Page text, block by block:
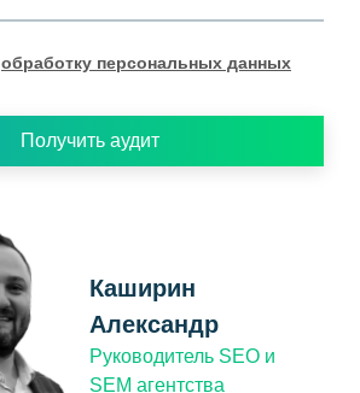
обработку персональных данных
Получить аудит
Каширин
Александр
Руководитель SEO и
SEM агентства